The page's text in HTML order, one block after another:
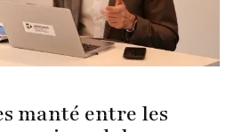
manté entre les